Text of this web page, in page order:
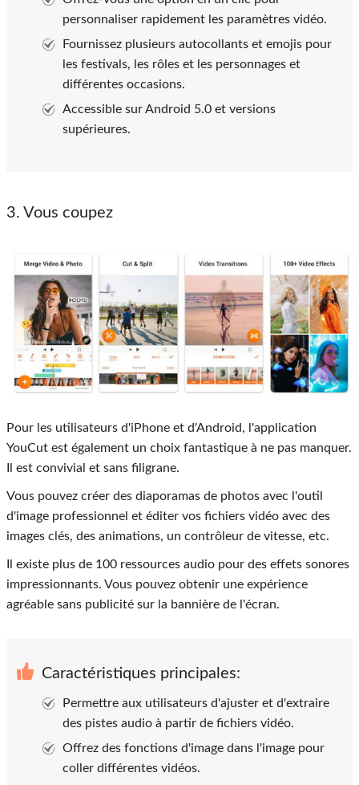
personnaliser rapidement les paramètres vidéo.
Fournissez plusieurs autocollants et emojis pour
les festivals, les rôles et les personnages et
différentes occasions.
Accessible sur Android 5.0 et versions
supérieures.
3. Vous coupez
Pour les utilisateurs d'iPhone et d'Android, l'application
YouCut est également un choix fantastique à ne pas manquer.
Il est convivial et sans filigrane.
Vous pouvez créer des diaporamas de photos avec l'outil
d'image professionnel et éditer vos fichiers vidéo avec des
images clés, des animations, un contrôleur de vitesse, etc.
Il existe plus de 100 ressources audio pour des effets sonores
impressionnants. Vous pouvez obtenir une expérience
agréable sans publicité sur la bannière de l'écran.
Caractéristiques principales:
Permettre aux utilisateurs d'ajuster et d'extraire
des pistes audio à partir de fichiers vidéo.
Offrez des fonctions d'image dans l'image pour
coller différentes vidéos.